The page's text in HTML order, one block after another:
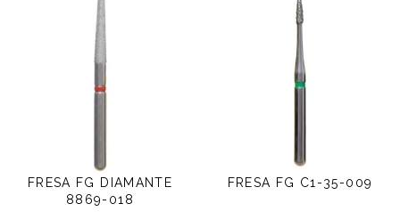
FRESA FG DIAMANTE
8869-018
FRESA FG C1-35-009